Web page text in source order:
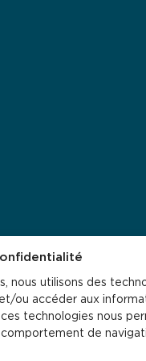
nous utilisons des
ou accéder aux
technologies nous
de